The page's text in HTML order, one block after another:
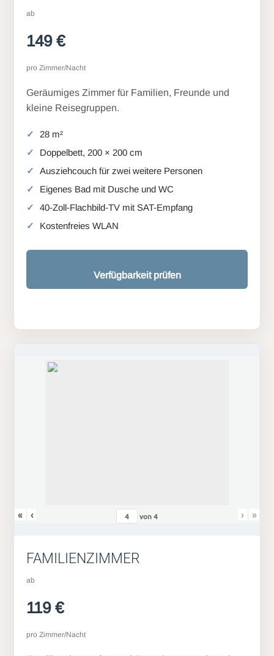
ab
149 €
pro Zimmer/Nacht
Geräumiges Zimmer für Familien, Freunde und
kleine Reisegruppen.
28 m²
Doppelbett, 200 × 200 cm
Ausziehcouch für zwei weitere Personen
Eigenes Bad mit Dusche und WC
40-Zoll-Flachbild-TV mit SAT-Empfang
Kostenfreies WLAN
Verfügbarkeit prüfen
« ‹ von4 › »
FAMILIENZIMMER
ab
119 €
pro Zimmer/Nacht